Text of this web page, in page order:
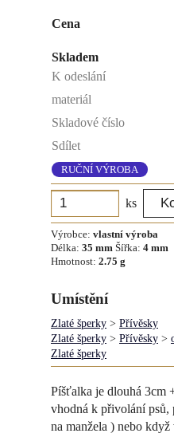
Cena
Skladem
K odeslání
materiál
Skladové číslo
Sdílet
RUČNÍ VÝROBA
ks
Výrobce: vlastní výroba
Délka: 35 mm Šířka: 4 mm
Hmotnost: 2.75 g
Umístění
Zlaté šperky > Přívěsky
Zlaté šperky > Přívěsky >
Zlaté šperky
Píšťalka je dlouhá 3cm
vhodná k přivolání
na manžela ) nebo